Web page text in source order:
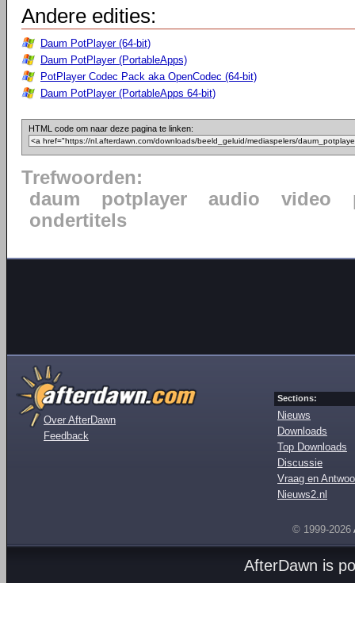
Andere edities:
Daum PotPlayer (64-bit)
Daum PotPlayer (PortableApps)
PotPlayer Codec Pack aka OpenCodec (64-bit)
Daum PotPlayer (PortableApps 64-bit)
HTML code om naar deze pagina te linken:
Trefwoorden:
daum
potplayer audio video
ondertitels
Over AfterDawn
Feedback
Sections:
Nieuws
Downloads
Top Downloads
Discussie
Vraag en
Nieuws2.nl
© 1999-2026
AfterDawn is